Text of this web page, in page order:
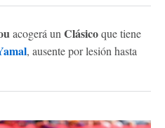
acogerá un Clásicoque tiene
, ausente por lesión hasta